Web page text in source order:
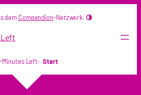
dem Compendion-Netzwerk.
Minutes Left Start